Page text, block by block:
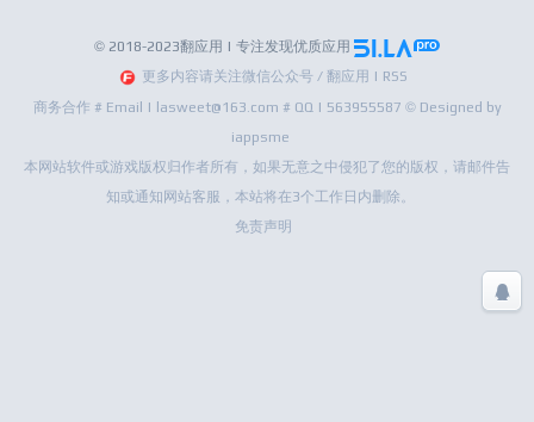
© 2018-2023翻应用 | 专注发现优质应用
更多内容请关注微信公众号 / 翻应用 | RSS
商务合作 # Email | lasweet@163.com # QQ | 563955587 © Designed by
iappsme
本网站软件或游戏版权归作者所有，如果无意之中侵犯了您的版权，请邮件告
知或通知网站客服，本站将在3个工作日内删除。
免责声明